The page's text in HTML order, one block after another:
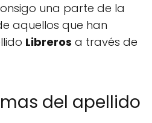
una parte de la
aquellos que han
Libreros a través de
del apellido